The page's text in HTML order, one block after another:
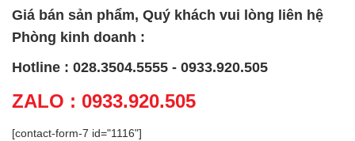
Giá bán sản phẩm, Quý khách vui lòng liên hệ
Phòng kinh doanh :
Hotline : 028.3504.5555 - 0933.920.505
ZALO : 0933.920.505
[contact-form-7 id="1116"]